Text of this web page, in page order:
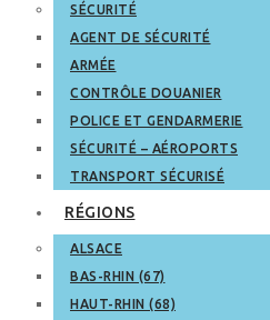
SÉCURITÉ
AGENT DE SÉCURITÉ
ARMÉE
CONTRÔLE DOUANIER
POLICE ET GENDARMERIE
SÉCURITÉ – AÉROPORTS
TRANSPORT SÉCURISÉ
RÉGIONS
ALSACE
BAS-RHIN (67)
HAUT-RHIN (68)